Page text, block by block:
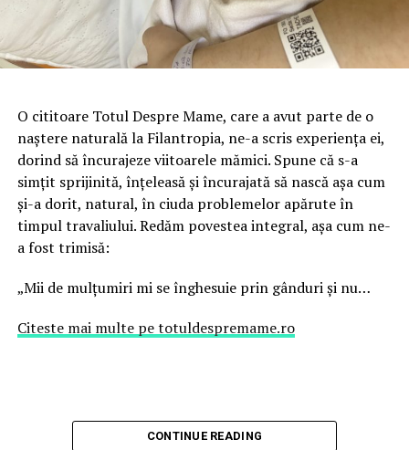
maternitate sau din primele voastre zile împreună, ne-
am bucura tare să le vedem şi să le publicăm odată cu
articolul!
Source link
RELATED TOPICS: ANI CEZARIANĂ CUM
DATĂ
GHID MAMA NASTERE
PLÂNGI
POVESTE PRIMA PRIN SĂ
SFATURI BEBE
SIMȚIT
UP NEXT
Poveste de naștere la Londra, la 42 de săptămâni. ”26
sânge”
DON'T MISS
Prea multa cofeina in sarcina dauneaza! Iata de ce.
O cititoare Totul Despre Mame, care a avut parte de o
naștere naturală la Filantropia, ne-a scris experiența ei,
dorind să încurajeze viitoarele mămici. Spune că s-a
simțit sprijinită, înțeleasă și încurajată să nască așa cum
și-a dorit, natural, în ciuda problemelor apărute în
timpul travaliului. Redăm povestea integral, așa cum ne-
a fost trimisă:
„Mii de mulțumiri mi se înghesuie prin gânduri și nu…
Citeste mai multe pe totuldespremame.ro
CONTINUE READING